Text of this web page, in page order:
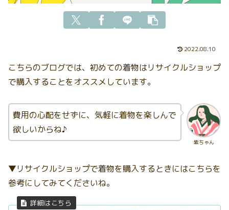
2022.08.10
こちらのブログでは、初めての着物はリサイクルショップ
で購入することをオススメしています。
紫ちゃん
費用の心配をせずに、気軽に着物を楽しんで
欲しいからね♪
▼リサイクルショップで着物を購入するときにはこちらを
参考にしてみてくださいね。